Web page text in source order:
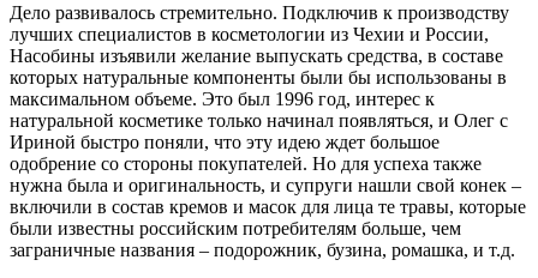
Дело развивалось стремительно. Подключив к производству
лучших специалистов в косметологии из Чехии и России,
Насобины изъявили желание выпускать средства, в составе
которых натуральные компоненты были бы использованы в
максимальном объеме. Это был 1996 год, интерес к
натуральной косметике только начинал появляться, и Олег с
Ириной быстро поняли, что эту идею ждет большое
одобрение со стороны покупателей. Но для успеха также
нужна была и оригинальность, и супруги нашли свой конек –
включили в состав кремов и масок для лица те травы, которые
были известны российским потребителям больше, чем
заграничные названия – подорожник, бузина, ромашка, и т.д.